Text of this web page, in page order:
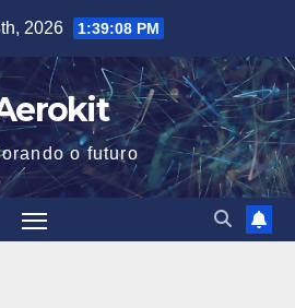
2026 1:39:09 PM
o futuro